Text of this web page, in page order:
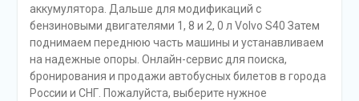
аккумулятора. Дальше для модификаций с
бензиновыми двигателями 1, 8 и 2, 0 л Volvo S40 Затем
поднимаем переднюю часть машины и устанавливаем
на надежные опоры. Онлайн-сервис для поиска,
бронирования и продажи автобусных билетов в города
России и СНГ. Пожалуйста, выберите нужное